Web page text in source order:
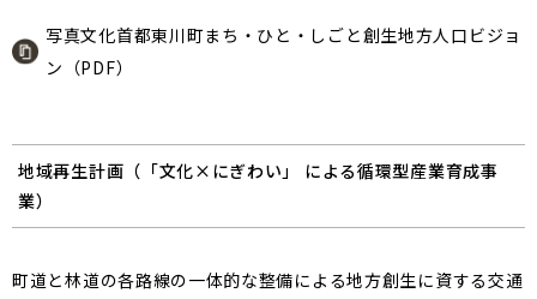
写真文化首都東川町まち・ひと・しごと創生地方人口ビジョ
ン（PDF）
地域再生計画（「文化×にぎわい」 による循環型産業育成事
業）
町道と林道の各路線の一体的な整備による地方創生に資する交通